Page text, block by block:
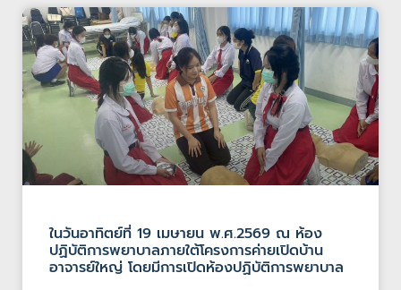
ในวันอาทิตย์ที่ 19 เมษายน พ.ศ.2569 ณ ห้อง
ปฏิบัติการพยาบาลภายใต้โครงการค่ายเปิดบ้าน
อาจารย์ใหญ่ โดยมีการเปิดห้องปฏิบัติการพยาบาล